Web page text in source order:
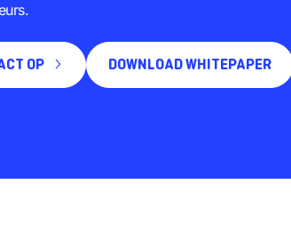
OP DOWNLOAD WHITEPAPER